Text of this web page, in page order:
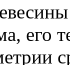
его